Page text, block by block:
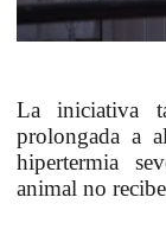
La iniciativa
prolongada a
hipertermia
animal no